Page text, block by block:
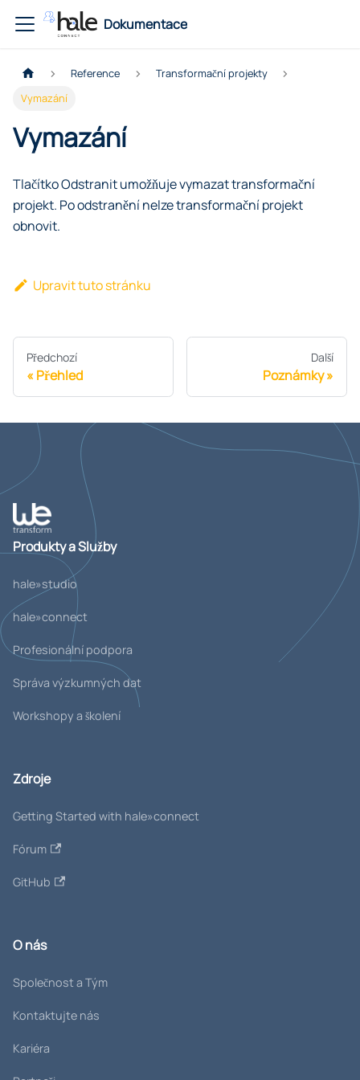
Dokumentace
Reference
Transformační projekty
Vymazání
Vymazání
Tlačítko Odstranit umožňuje vymazat transformační
projekt. Po odstranění nelze transformační projekt
obnovit.
Upravit tuto stránku
Předchozí
Přehled
Další
Poznámky
Produkty a Služby
hale»studio
hale»connect
Profesionální podpora
Správa výzkumných dat
Workshopy a školení
Zdroje
Getting Started with hale»connect
Fórum
GitHub
O nás
Společnost a Tým
Kontaktujte nás
Kariéra